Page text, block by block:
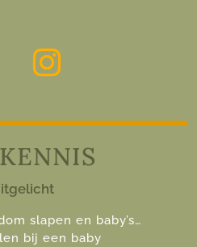
slapen en baby’s…
bij een baby